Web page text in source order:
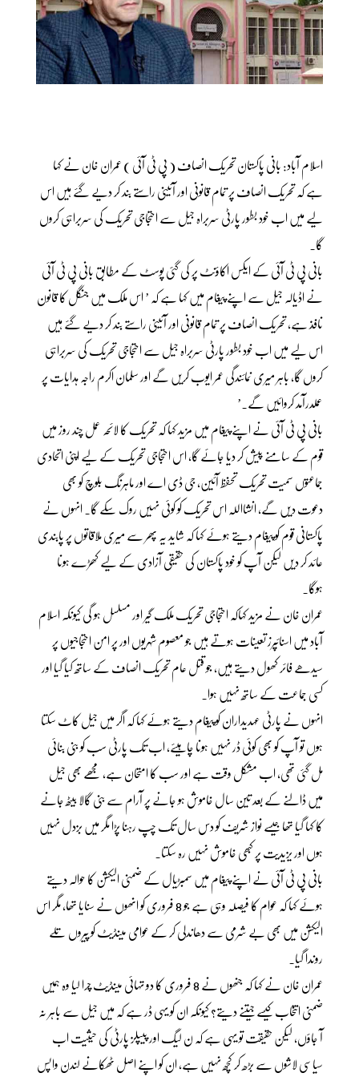
اسلام آباد: بانی پاکستان تحریک انصاف ( پی ٹی آئی ) عمران خان نے کہا
ہے کہ تحریک انصاف پر تمام قانونی اور آئینی راستے بند کر دیے گئے ہیں اس
لیے میں اب خود بطور پارٹی سربراہ جیل سے احتجاجی تحریک کی سربراہی کروں
گا۔
بانی پی ٹی آئی کے ایکس اکاؤنٹ پر کی گئی پوسٹ کے مطابق بانی پی ٹی آئی
نے اڈیالہ جیل سے اپنے پیغام میں کہا ہے کہ ’ اس ملک میں جنگل کا قانون
نافذ ہے، تحریک انصاف پر تمام قانونی اور آئینی راستے بند کر دیے گئے ہیں
اس لیے میں اب خود بطور پارٹی سربراہ جیل سے احتجاجی تحریک کی سربراہی
کروں گا، باہر میری نمائندگی عمر ایوب کریں گے اور سلمان اکرم راجہ ہدایات پر
عملدرآمد کروائیں گے۔’
بانی پی ٹی آئی نے اپنے پیغام میں مزید کہا کہ تحریک کا لائحہ عمل چند روز میں
قوم کے سامنے پیش کر دیا جائے گا، اس احتجاجی تحریک کے لیے اپنی اتحادی
جماعتوں سمیت تحریک تحفظ آئین، جی ڈی اے اور ماہرنگ بلوچ کو بھی
دعوت دیں گے، انشااللہ اس تحریک کو کوئی نہیں روک سکے گا۔ انہوں نے
پاکستانی قوم کو پیغام دیتے ہوئے کہا کہ شاید یہ پھر سے میری ملاقاتوں پر پابندی
عائد کر دیں لیکن آپ کو خود پاکستان کی حقیقی آزادی کے لیے کھڑے ہونا
ہوگا۔
عمران خان نے مزید کہاکہ احتجاجی تحریک ملک گیر اور مسلسل ہو گی کیونکہ اسلام
آباد میں اسنائپرز تعینات ہوتے ہیں جو معصوم شہریوں اور پر امن احتجاجیوں پر
سیدھے فائر کھول دیتے ہیں، جو قتل عام تحریک انصاف کے ساتھ کیا گیا اور
کسی جماعت کے ساتھ نہیں ہوا۔
انہوں نے پارٹی عہدیداران کو پیغام دیتے ہوئے کہا کہ اگر میں جیل کاٹ سکتا
ہوں تو آپ کو بھی کوئی ڈر نہیں ہونا چاہیئے، اب تک پارٹی سب کو بنی بنائی
مل گئی تھی، اب مشکل وقت ہے اور سب کا امتحان ہے، مجھے بھی جیل
میں ڈالنے کے بعد تین سال خاموش ہو جانے پر آرام سے بنی گالا بیٹھ جانے
کا کہا گیا تھا جیسے نواز شریف کو دس سال تک چپ رہنا پڑا مگر میں بزدل نہیں
ہوں اور یزیدیت پر کبھی خاموش نہیں رہ سکتا۔
بانی پی ٹی آئی نے اپنے پیغام میں سمبڑیال کے ضمنی الیکشن کا حوالہ دیتے
ہوئے کہا کہ عوام کا فیصلہ وہی ہے جو 8 فروری کو انھوں نے سنایا تھا، مگر اس
الیکشن میں بھی بے شرمی سے دھاندلی کر کے عوامی مینڈیٹ کو پیروں تلے
روندا گیا۔
عمران خان نے کہا کہ جنھوں نے 8 فروری کا دو تہائی مینڈیٹ چرا لیا وہ ہمیں
ضمنی انتخاب کیسے جیتنے دیتے؟ کیونکہ ان کو یہی ڈر ہے کہ میں جیل سے باہر نہ
آ جاؤں، لیکن حقیقت تو یہی ہے کہ ن لیگ اور پیپلز پارٹی کی حیثیت اب
سیاسی لاشوں سے بڑھ کر کچھ نہیں ہے، ان کو اپنے اصل ٹھکانے لندن واپس